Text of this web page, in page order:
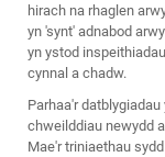
hirach na rhaglen
yn 'synt' adnabod
yn ystod
cynnal a chadw.
Parhaa'r
chweilddiau newydd
Mae'r triniaethau